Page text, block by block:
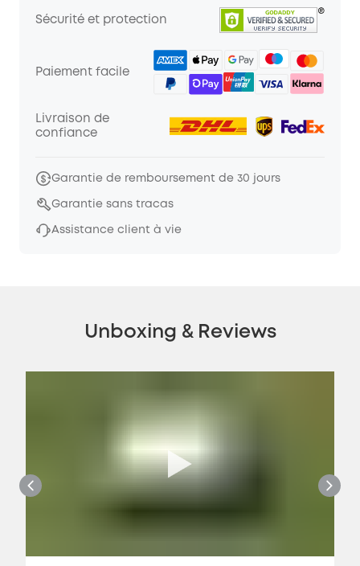
Sécurité et protection
Paiement facile
Livraison de
confiance
Garantie de remboursement de 30 jours
Garantie sans tracas
Assistance client à vie
Unboxing & Reviews